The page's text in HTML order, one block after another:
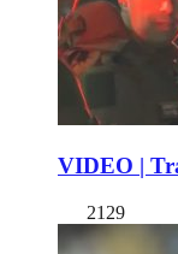
VIDEO |
2129